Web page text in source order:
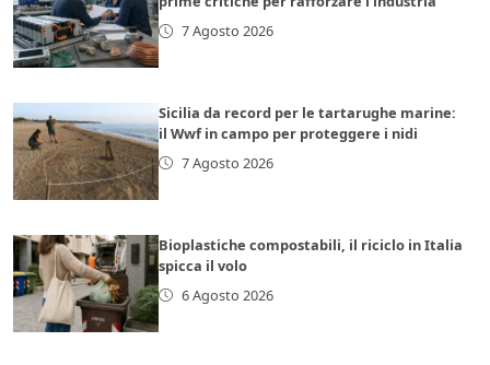
7 Agosto 2026
Sicilia da record per le tartarughe marine:
il Wwf in campo per proteggere i nidi
7 Agosto 2026
Bioplastiche compostabili, il riciclo in Italia
spicca il volo
6 Agosto 2026